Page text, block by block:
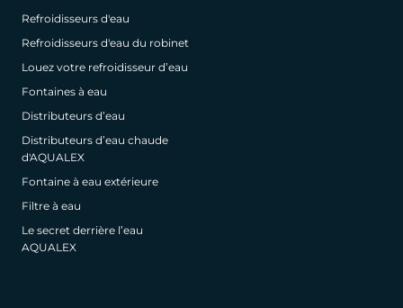
Refroidisseurs d'eau
Refroidisseurs d'eau du robinet
Louez votre refroidisseur d’eau
Fontaines à eau
Distributeurs d’eau
Distributeurs d’eau chaude
d'AQUALEX
Fontaine à eau extérieure
Filtre à eau
Le secret derrière l’eau
AQUALEX